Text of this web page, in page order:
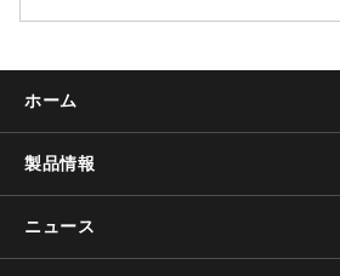
ホーム
製品情報
ニュース